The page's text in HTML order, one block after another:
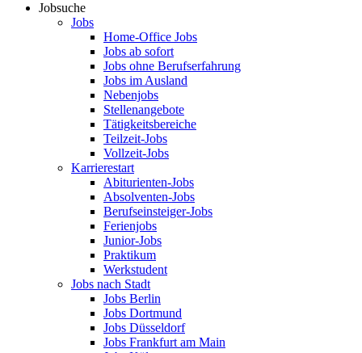
Jobsuche
Jobs
Home-Office Jobs
Jobs ab sofort
Jobs ohne Berufserfahrung
Jobs im Ausland
Nebenjobs
Stellenangebote
Tätigkeitsbereiche
Teilzeit-Jobs
Vollzeit-Jobs
Karrierestart
Abiturienten-Jobs
Absolventen-Jobs
Berufseinsteiger-Jobs
Ferienjobs
Junior-Jobs
Praktikum
Werkstudent
Jobs nach Stadt
Jobs Berlin
Jobs Dortmund
Jobs Düsseldorf
Jobs Frankfurt am Main